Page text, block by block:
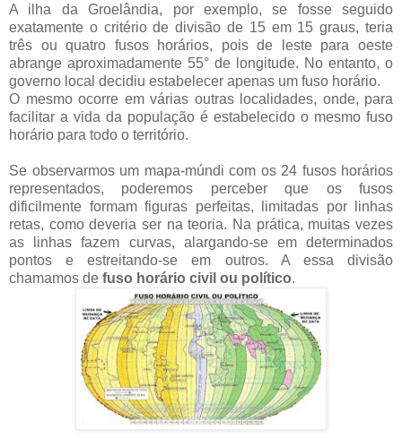
A ilha da Groelândia, por exemplo, se fosse seguido
exatamente o critério de divisão de 15 em 15 graus, teria
três ou quatro fusos horários, pois de leste para oeste
abrange aproximadamente 55° de longitude. No entanto, o
governo local decidiu estabelecer apenas um fuso horário.
O mesmo ocorre em várias outras localidades, onde, para
facilitar a vida da população é estabelecido o mesmo fuso
horário para todo o território.
Se observarmos um mapa-múndi com os 24 fusos horários
representados, poderemos perceber que os fusos
dificilmente formam figuras perfeitas, limitadas por linhas
retas, como deveria ser na teoria. Na prática, muitas vezes
as linhas fazem curvas, alargando-se em determinados
pontos e estreitando-se em outros. A essa divisão
chamamos de fuso horário civil ou político.